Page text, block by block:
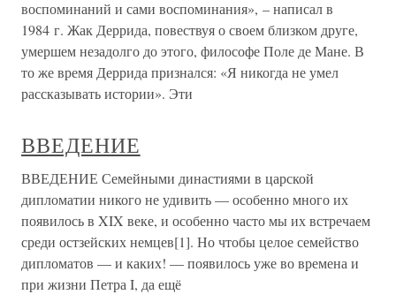
воспоминаний и сами воспоминания», – написал в
1984 г. Жак Деррида, повествуя о своем близком друге,
умершем незадолго до этого, философе Поле де Мане. В
то же время Деррида признался: «Я никогда не умел
рассказывать истории». Эти
ВВЕДЕНИЕ
ВВЕДЕНИЕ Семейными династиями в царской
дипломатии никого не удивить — особенно много их
появилось в XIX веке, и особенно часто мы их встречаем
среди остзейских немцев[1]. Но чтобы целое семейство
дипломатов — и каких! — появилось уже во времена и
при жизни Петра I, да ещё